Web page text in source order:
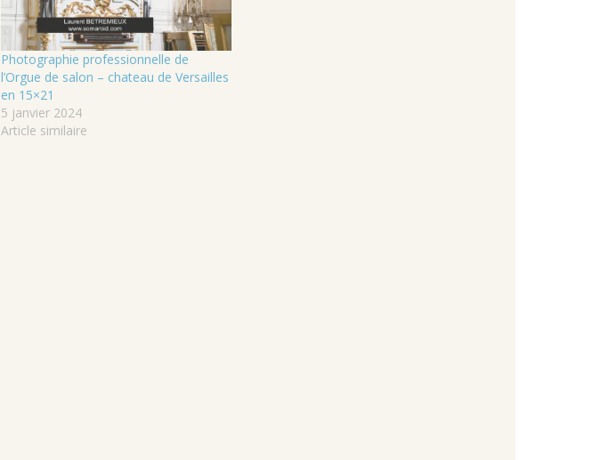
Photographie professionnelle de
l’Orgue de salon – chateau de Versailles
en 15×21
5 janvier 2024
Article similaire